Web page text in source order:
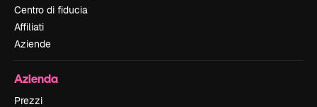
Centro di fiducia
Affiliati
Aziende
Azienda
Prezzi